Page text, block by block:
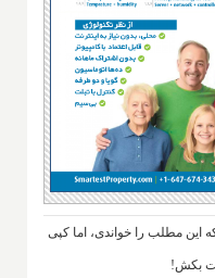
مطلب را خواندی، اما کپی
بکش!